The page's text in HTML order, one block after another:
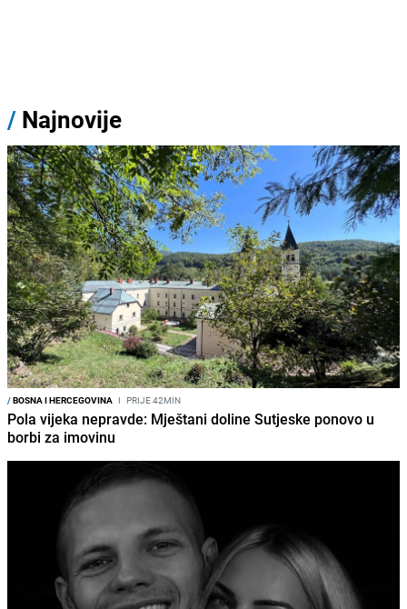
/ Najnovije
/BOSNA I HERCEGOVINA I PRIJE 42MIN
Pola vijeka nepravde: Mještani doline Sutjeske ponovo u
borbi za imovinu